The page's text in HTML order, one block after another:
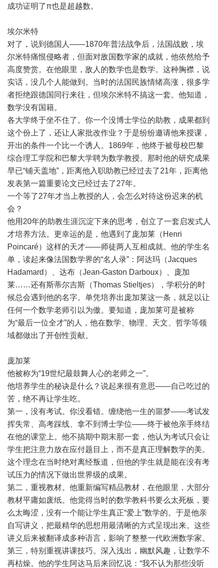
成功证明了π也是超越数。
埃尔米特
对了，说到德国人——1870年普法战争后，法国战败，埃
尔米特痛恨侵略者，但面对敌国数学家的成就，他依然给予
高度赞赏。在他眼里，敌人的数学也是数学。这种胸襟，说
实话，没几个人能做到。当时的法国民族情绪高涨，很多学
者拒绝跟德国同行来往，但埃尔米特不搞这一套。他知道，
数学没有国籍。
各大学终于坐不住了。你一个没博士学位的助教，成果都到
这个份上了，还让人家批改作业？于是纷纷邀请他来授课，
开出的条件一个比一个诱人。1869年，他终于被母校巴黎
综合理工学院和巴黎大学聘为数学教授。那时他的研究成果
早已“铺天盖地”，距离他入职助教已经过去了21年，距离他
发表第一篇重要论文已经过去了27年。
一个等了27年才当上教授的人，会怎么对待这份迟来的机
会？
他用20年的助教生涯沉淀下来的思考，创立了一套启发式人
才培养方法。更幸运的是，他遇到了庞加莱（Henri
Poincaré）这样的天才——师徒两人互相成就。他的学生名
单，读起来像法国数学界的“名人录”：阿达玛（Jacques
Hadamard）、达布（Jean-Gaston Darboux）、庞加
莱……还有斯蒂尔吉斯（Thomas Stieltjes），学积分的时
候总会遇到他的名字。单凭培养出庞加莱这一条，就足以让
任何一个数学老师引以为傲。要知道，庞加莱可是被称
为“最后一位全才”的人，他在数学、物理、天文、哲学等领
域都做出了开创性贡献。
庞加莱
他被称为“19世纪最鼓舞人心的老师之一”。
他培养学生的秘诀是什么？说起来很有意思——自己吃过的
苦，绝不再让学生吃。
第一，没有考试。你没看错。缠绕他一生的噩梦——考试发
挥失常、高考踩线、拿不到博士学位——终于被他亲手终结
在他的课堂上。他不搞期中期末那一套，他认为考试只会让
学生把注意力放在应付题目上，而不是真正理解数学的美。
这个理念在当时绝对离经叛道，但他的学生就是能在没有考
试压力的情况下做出世界级的成果。
第二，重视教材。他重新编写精品教材，在他眼里，大部分
教材平庸如废纸。他觉得当时的数学教科书要么太死板，要
么太晦涩，没有一个能让学生真正“爱上”数学的。于是他亲
自写讲义，把最精华的思想用最清晰的方式呈现出来。这些
讲义后来被翻译成多种语言，影响了整整一代欧洲数学家。
第三，特别重视讲课技巧。深入浅出，幽默风趣，让数学不
再枯燥。他的学生阿达马后来回忆说：“我不认为那些没听